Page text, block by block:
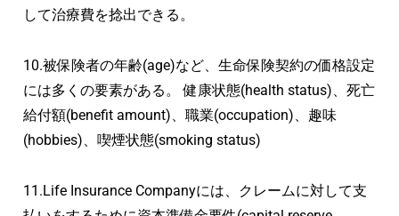
して治療費を捻出できる。
10.被保険者の年齢(age)など、生命保険契約の価格設定
には多くの要素がある。 健康状態(health status)、死亡
給付額(benefit amount)、職業(occupation)、趣味
(hobbies)、喫煙状態(smoking status)
11.Life Insurance Companyには、クレームに対して支